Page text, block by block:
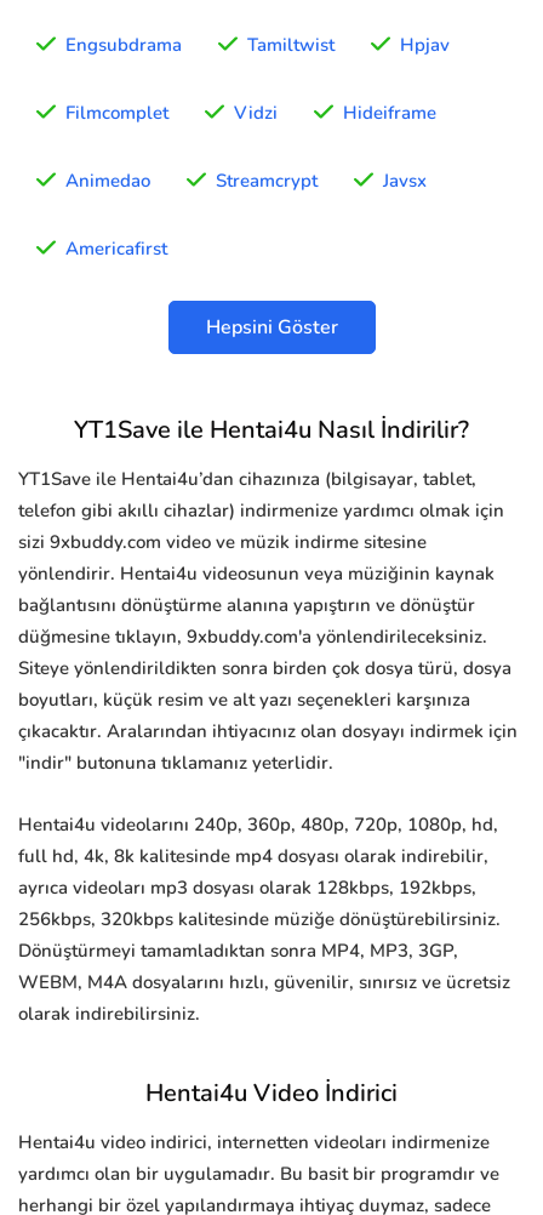
Engsubdrama Tamiltwist Hpjav
Filmcomplet Vidzi Hideiframe
Animedao Streamcrypt Javsx
Americafirst
Hepsini Göster
YT1Save ile Hentai4u Nasıl İndirilir?
YT1Save ile Hentai4u’dan cihazınıza (bilgisayar, tablet,
telefon gibi akıllı cihazlar) indirmenize yardımcı olmak için
sizi 9xbuddy.com video ve müzik indirme sitesine
yönlendirir. Hentai4u videosunun veya müziğinin kaynak
bağlantısını dönüştürme alanına yapıştırın ve dönüştür
düğmesine tıklayın, 9xbuddy.com'a yönlendirileceksiniz.
Siteye yönlendirildikten sonra birden çok dosya türü, dosya
boyutları, küçük resim ve alt yazı seçenekleri karşınıza
çıkacaktır. Aralarından ihtiyacınız olan dosyayı indirmek için
"indir" butonuna tıklamanız yeterlidir.
Hentai4u videolarını 240p, 360p, 480p, 720p, 1080p, hd,
full hd, 4k, 8k kalitesinde mp4 dosyası olarak indirebilir,
ayrıca videoları mp3 dosyası olarak 128kbps, 192kbps,
256kbps, 320kbps kalitesinde müziğe dönüştürebilirsiniz.
Dönüştürmeyi tamamladıktan sonra MP4, MP3, 3GP,
WEBM, M4A dosyalarını hızlı, güvenilir, sınırsız ve ücretsiz
olarak indirebilirsiniz.
Hentai4u Video İndirici
Hentai4u video indirici, internetten videoları indirmenize
yardımcı olan bir uygulamadır. Bu basit bir programdır ve
herhangi bir özel yapılandırmaya ihtiyaç duymaz, sadece